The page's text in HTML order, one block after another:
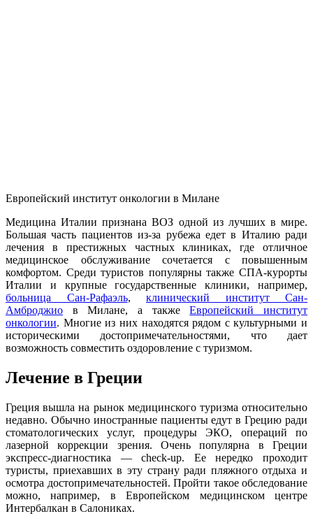
Европейский институт онкологии в Милане
Медицина Италии признана ВОЗ одной из лучших в мире.
Большая часть пациентов из-за рубежа едет в Италию ради
лечения в престижных частных клиниках, где отличное
медицинское обслуживание сочетается с повышенным
комфортом. Среди туристов популярны также СПА-курорты
Италии и крупные государственные клиники, например,
больница Сан-Рафаэль, клинический институт Сан-
Амброджио в Милане, а такжеЕвропейский институт
онкологии. Многие из них находятся рядом с культурными и
историческими достопримечательностями, что дает
возможность совместить оздоровление с туризмом.
Лечение в Греции
Греция вышла на рынок медицинского туризма относительно
недавно. Обычно иностранные пациенты едут в Грецию ради
стоматологических услуг, процедуры ЭКО, операций по
лазерной коррекции зрения. Очень популярна в Греции
экспресс-диагностика — check-up. Ее нередко проходит
туристы, приехавших в эту страну ради пляжного отдыха и
осмотра достопримечательностей. Пройти такое обследование
можно, например, в Европейском медицинском центре
Интербалкан в Салониках.